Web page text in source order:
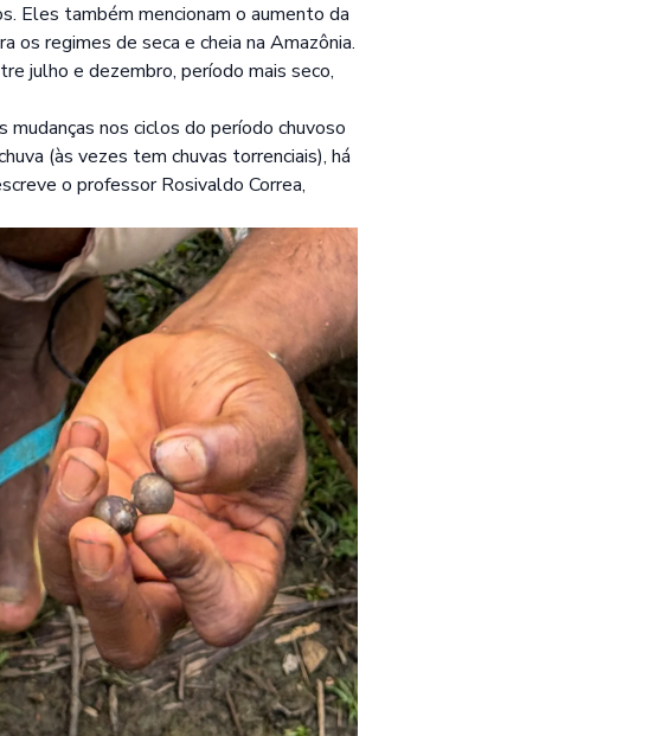
Eles também mencionam o aumento da
os regimes de seca e cheia na Amazônia.
julho e dezembro, período mais seco,
nos ciclos do período chuvoso
(às vezes tem chuvas torrenciais), há
o professor Rosivaldo Correa,